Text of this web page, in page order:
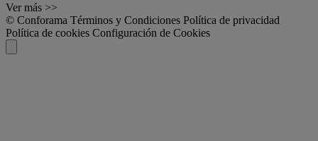
Ver más >>
© Conforama Términos y Condiciones Política de privacidad
Política de cookies Configuración de Cookies